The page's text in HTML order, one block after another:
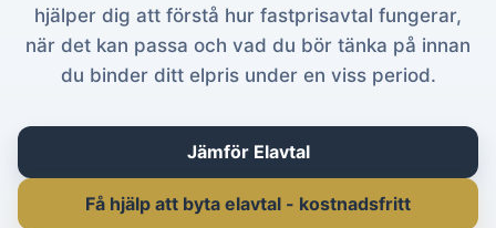
hjälper dig att förstå hur fastprisavtal fungerar,
när det kan passa och vad du bör tänka på innan
du binder ditt elpris under en viss period.
Jämför Elavtal
Få hjälp att byta elavtal - kostnadsfritt